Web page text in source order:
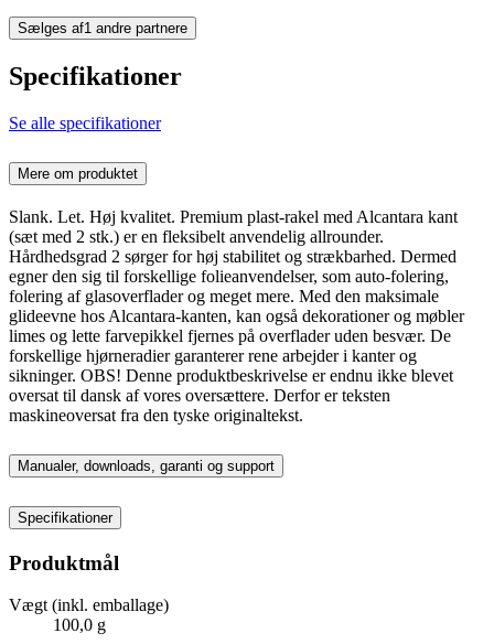
Sælges af1 andre partnere
Specifikationer
Se alle specifikationer
Mere om produktet
Slank. Let. Høj kvalitet. Premium plast-rakel med Alcantara kant
(sæt med 2 stk.) er en fleksibelt anvendelig allrounder.
Hårdhedsgrad 2 sørger for høj stabilitet og strækbarhed. Dermed
egner den sig til forskellige folieanvendelser, som auto-folering,
folering af glasoverflader og meget mere. Med den maksimale
glideevne hos Alcantara-kanten, kan også dekorationer og møbler
limes og lette farvepikkel fjernes på overflader uden besvær. De
forskellige hjørneradier garanterer rene arbejder i kanter og
sikninger. OBS! Denne produktbeskrivelse er endnu ikke blevet
oversat til dansk af vores oversættere. Derfor er teksten
maskineoversat fra den tyske originaltekst.
Manualer, downloads, garanti og support
Specifikationer
Produktmål
Vægt (inkl. emballage)
100,0 g